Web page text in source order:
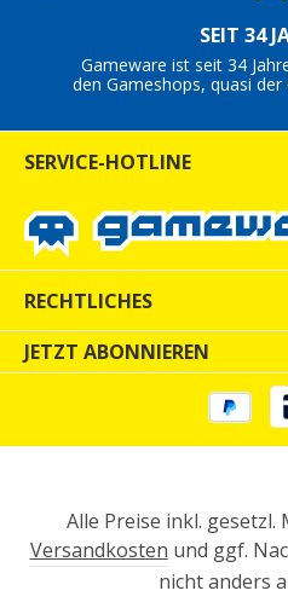
SEIT 34
Gameware ist seit 34
den Gameshops, quasi der
SERVICE-HOTLINE
RECHTLICHES
JETZT ABONNIEREN
Alle Preise inkl.
Versandkosten und ggf.
nicht anders